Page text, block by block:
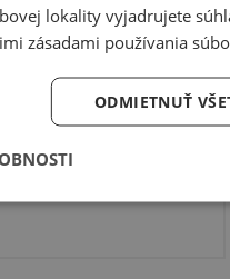
lokality vyjadrujete
zásadami používania
ODMIETNUŤ